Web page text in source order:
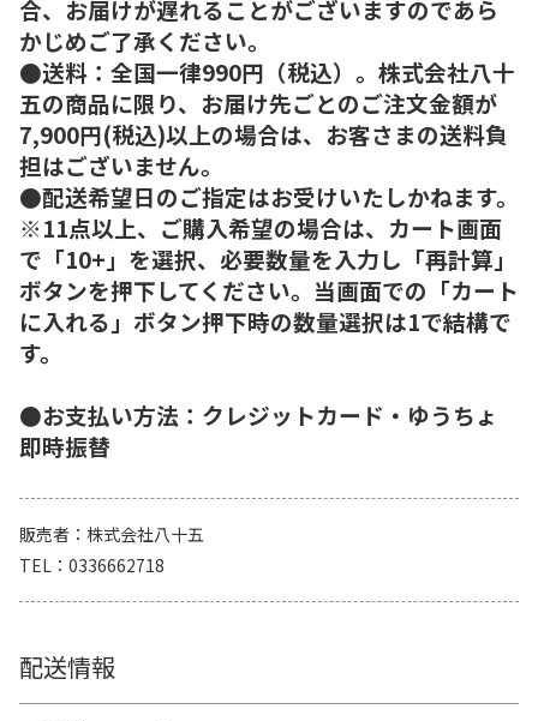
合、お届けが遅れることがございますのであら
かじめご了承ください。
●送料：全国一律990円（税込）。株式会社八十
五の商品に限り、お届け先ごとのご注文金額が
7,900円(税込)以上の場合は、お客さまの送料負
担はございません。
●配送希望日のご指定はお受けいたしかねます。
※11点以上、ご購入希望の場合は、カート画面
で「10+」を選択、必要数量を入力し「再計算」
ボタンを押下してください。当画面での「カート
に入れる」ボタン押下時の数量選択は1で結構で
す。
●お支払い方法：クレジットカード・ゆうちょ
即時振替
販売者
株式会社八十五
TEL
0336662718
配送情報